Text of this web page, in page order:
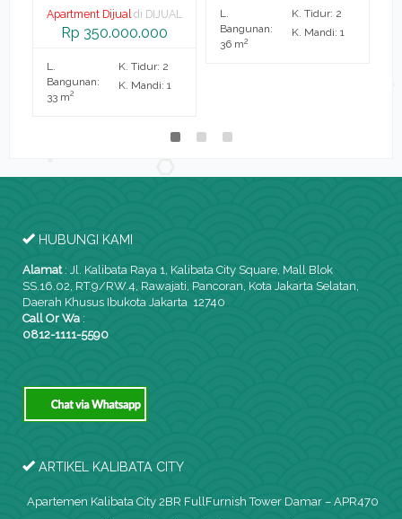
Apartment Dijual di DIJUAL
Rp 350.000.000
L.
Bangunan:
33 m2
K. Tidur: 2
K. Mandi: 1
L.
Bangunan:
36 m2
K. Tidur: 2
K. Mandi: 1
HUBUNGI KAMI
Alamat: Jl. Kalibata Raya 1, Kalibata City Square, Mall Blok
SS.16.02, RT.9/RW.4, Rawajati, Pancoran, Kota Jakarta Selatan,
Daerah Khusus Ibukota Jakarta 12740
Call Or Wa :
0812-1111-5590
ARTIKEL KALIBATA CITY
Apartemen Kalibata City 2BR FullFurnish Tower Damar – APR470